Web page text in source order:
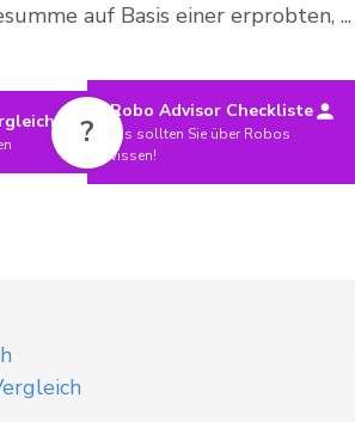
auf Basis einer erprobten, ...
?
Robo Advisor Checkliste
Das sollten Sie über Robos
wissen!